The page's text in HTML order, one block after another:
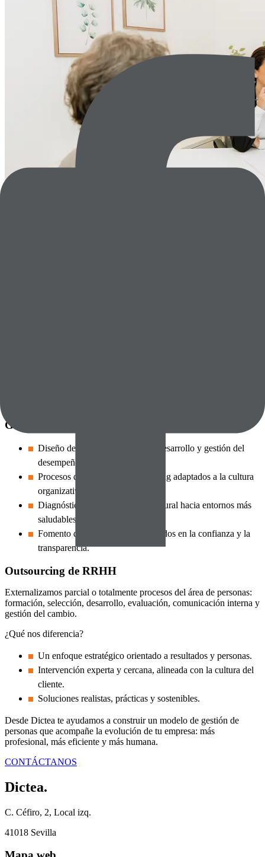
Gestión del Talento y Desarrollo Organizacional
Diseño de planes de formación, desarrollo y gestión del
desempeño.
Procesos de selección y onboarding adaptados a la cultura
organizativa.
Diagnóstico y transformación cultural hacia entornos más
saludables y eficientes.
Fomento de climas laborales basados en la confianza y la
transparencia.
Outsourcing de RRHH
Externalizamos parcial o totalmente procesos del área de personas:
formación, selección, desarrollo, evaluación, comunicación interna y
gestión del cambio.
¿Qué nos diferencia?
Un enfoque estratégico orientado a resultados y personas.
Intervención experta y cercana, alineada con la cultura del
cliente.
Soluciones realistas, prácticas y sostenibles.
Desde Dictea te ayudamos a construir un modelo de gestión de
personas que acompañe la evolución de tu empresa: más
profesional, más eficiente y más humana.
CONTÁCTANOS
Dictea.
C. Céfiro, 2, Local izq.
41018 Sevilla